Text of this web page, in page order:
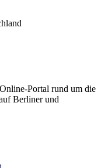
Portal rund um die
Berliner und